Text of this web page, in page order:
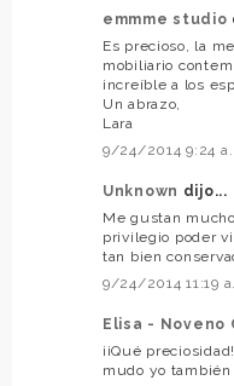
emmme studio
Es precioso, la
mobiliario
increíble a los
Un abrazo,
Lara
9/24/2014 9:24 a.
Unknown dijo...
Me gustan
privilegio poder
tan bien
9/24/2014 11:19 a.
Elisa - Noveno
¡¡Qué
mudo yo también